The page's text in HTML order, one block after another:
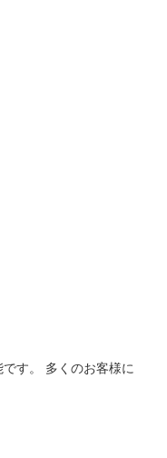
す。 多くのお客様に